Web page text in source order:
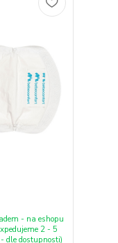
- na eshopu
2 - 5
dle dostupnosti)